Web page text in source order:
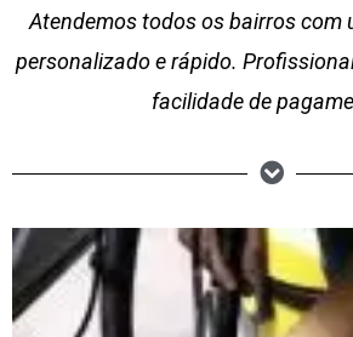
Atendemos todos os bairros com
personalizado e rápido.
facilidade de